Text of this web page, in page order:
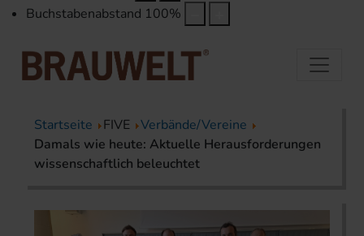
Buchstabenabstand 100%
Startseite FIVE Verbände/Vereine
Damals wie heute: Aktuelle Herausforderungen
wissenschaftlich beleuchtet